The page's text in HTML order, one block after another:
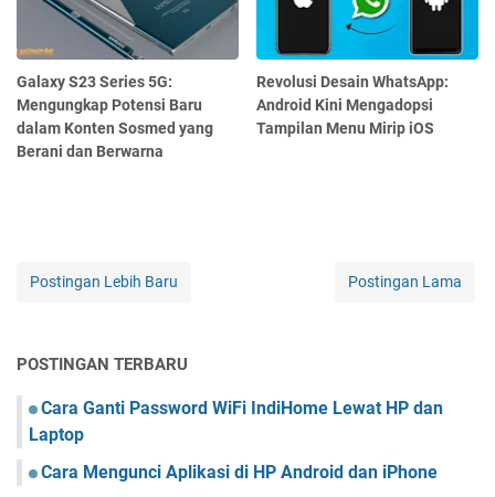
Galaxy S23 Series 5G:
Mengungkap Potensi Baru
dalam Konten Sosmed yang
Berani dan Berwarna
Revolusi Desain WhatsApp:
Android Kini Mengadopsi
Tampilan Menu Mirip iOS
Postingan Lebih Baru Postingan Lama
POSTINGAN TERBARU
Cara Ganti Password WiFi IndiHome Lewat HP dan
Laptop
Cara Mengunci Aplikasi di HP Android dan iPhone